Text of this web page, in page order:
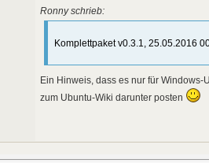
Ronny schrieb:
Komplettpaket v0.3.1, 25.05.2016
Ein Hinweis, dass es nur für
zum Ubuntu-Wiki darunter posten